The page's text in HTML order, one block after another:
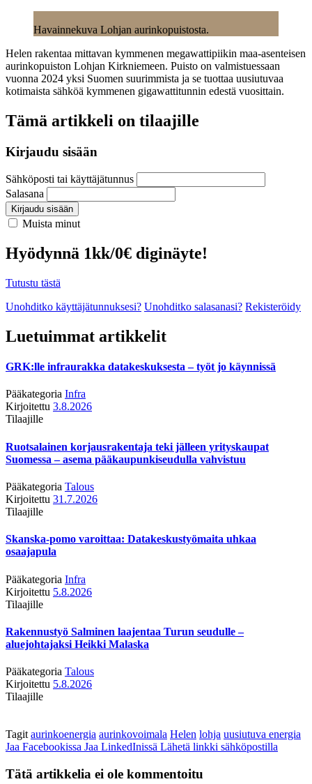
Havainnekuva Lohjan aurinkopuistosta.
Helen rakentaa mittavan kymmenen megawattipiikin maa-asenteisen
aurinkopuiston Lohjan Kirkniemeen. Puisto on valmistuessaan
vuonna 2024 yksi Suomen suurimmista ja se tuottaa uusiutuvaa
kotimaista sähköä kymmenen gigawattitunnin edestä vuosittain.
Tämä artikkeli on tilaajille
Kirjaudu sisään
Sähköposti tai käyttäjätunnus
Salasana
Kirjaudu sisään
Muista minut
Hyödynnä 1kk/0€ diginäyte!
Tutustu tästä
Unohditko käyttäjätunnuksesi? Unohditko salasanasi? Rekisteröidy
Luetuimmat artikkelit
GRK:lle infraurakka datakeskuksesta – työt jo käynnissä
Pääkategoria Infra
Kirjoitettu 3.8.2026
Tilaajille
Ruotsalainen korjausrakentaja teki jälleen yrityskaupat
Suomessa – asema pääkaupunkiseudulla vahvistuu
Pääkategoria Talous
Kirjoitettu 31.7.2026
Tilaajille
Skanska-pomo varoittaa: Datakeskustyömaita uhkaa
osaajapula
Pääkategoria Infra
Kirjoitettu 5.8.2026
Tilaajille
Rakennustyö Salminen laajentaa Turun seudulle –
aluejohtajaksi Heikki Malaska
Pääkategoria Talous
Kirjoitettu 5.8.2026
Tilaajille
Tagit aurinkoenergia aurinkovoimala Helen lohja uusiutuva energia
Jaa Facebookissa Jaa LinkedInissä Lähetä linkki sähköpostilla
Tätä artikkelia ei ole kommentoitu